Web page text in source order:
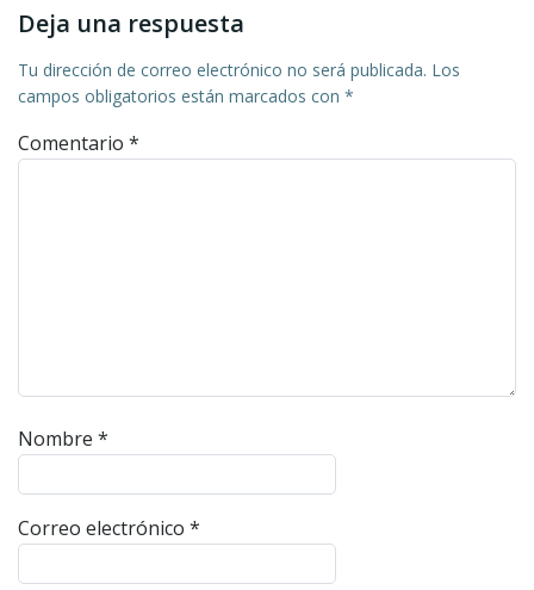
Deja una respuesta
Tu dirección de correo electrónico no será publicada. Los
campos obligatorios están marcados con *
Comentario *
Nombre *
Correo electrónico *